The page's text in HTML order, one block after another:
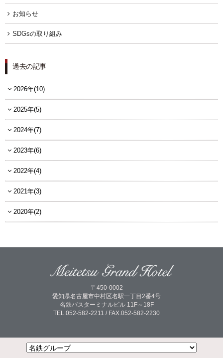
お知らせ
SDGsの取り組み
過去の記事
2026年(10)
2025年(5)
2024年(7)
2023年(6)
2022年(4)
2021年(3)
2020年(2)
〒450-0002
愛知県名古屋市中村区名駅一丁目2番4号
名鉄バスターミナルビル 11F～18F
TEL.052-582-2211 / FAX.052-582-2230